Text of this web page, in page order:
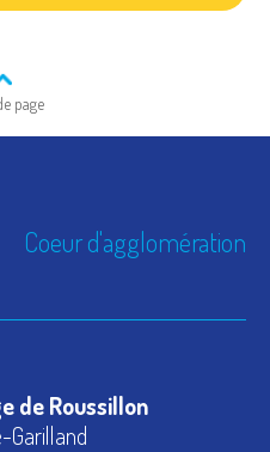
page
Coeur d'agglomération
de Roussillon
Garilland